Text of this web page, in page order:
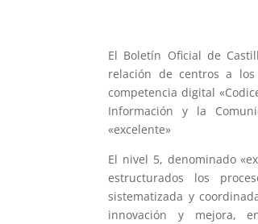
El Boletín Oficial de
relación de centros a
competencia digital
Información y la
«excelente»
El nivel 5, denominado
estructurados los
sistematizada y
innovación y mejora,